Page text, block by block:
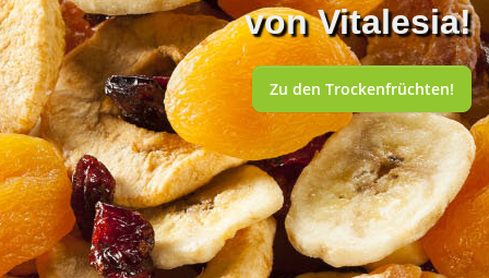
von Vitalesia!
Zu den Trockenfrüchten!